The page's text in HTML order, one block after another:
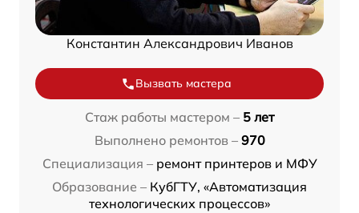
Константин Александрович Иванов
Вызвать мастера
Стаж работы мастером – 5 лет
Выполнено ремонтов – 970
Специализация – ремонт принтеров и МФУ
Образование – КубГТУ, «Автоматизация
технологических процессов»